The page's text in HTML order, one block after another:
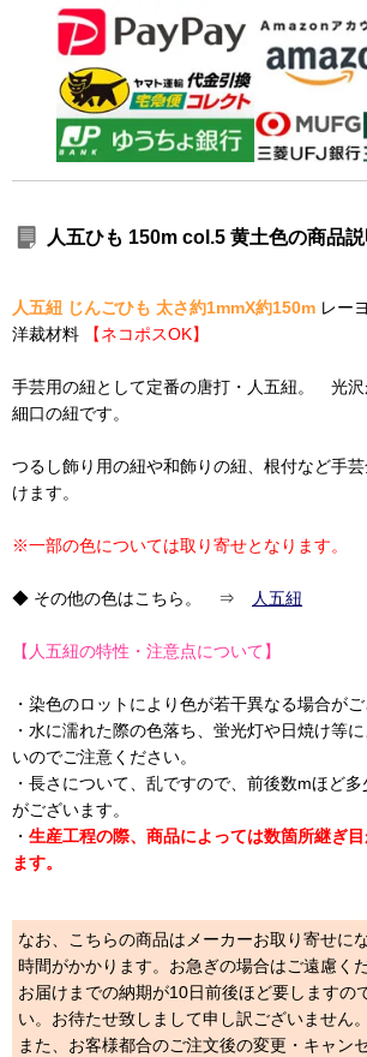
人五ひも 150m col.5 黄土色の商品
人五紐 じんごひも 太さ約1mmX約150m レー
洋裁材料
【ネコポスOK】
手芸用の紐として定番の唐打・人五紐。 光沢
細口の紐です。
つるし飾り用の紐や和飾りの紐、根付など手
けます。
※一部の色については取り寄せとなります。
◆ その他の色はこちら。 ⇒ 人五紐
【人五紐の特性・注意点について】
・染色のロットにより色が若干異なる場合がご
・水に濡れた際の色落ち、蛍光灯や日焼け等
いのでご注意ください。
・長さについて、乱ですので、前後数mほど
がございます。
・ 生産工程の際、商品によっては数箇所継ぎ
ます。
なお、こちらの商品はメーカーお取り寄せに
時間がかかります。お急ぎの場合はご遠慮くだ
お届けまでの納期が10日前後ほど要しますの
い。お待たせ致しまして申し訳ございません。
また、お客様都合のご注文後の変更・キャン